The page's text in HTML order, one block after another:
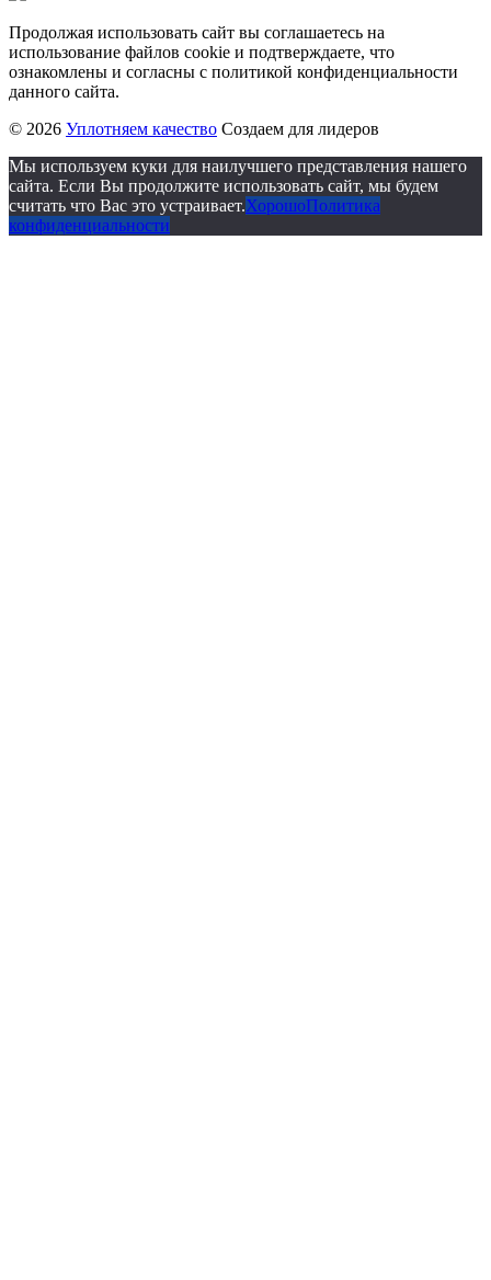
Продолжая использовать сайт вы соглашаетесь на
использование файлов cookie и подтверждаете, что
ознакомлены и согласны с политикой конфиденциальности
данного сайта.
© 2026 Уплотняем качество Создаем для лидеров
Мы используем куки для наилучшего представления нашего
сайта. Если Вы продолжите использовать сайт, мы будем
считать что Вас это устраивает.ХорошоПолитика
конфиденциальности